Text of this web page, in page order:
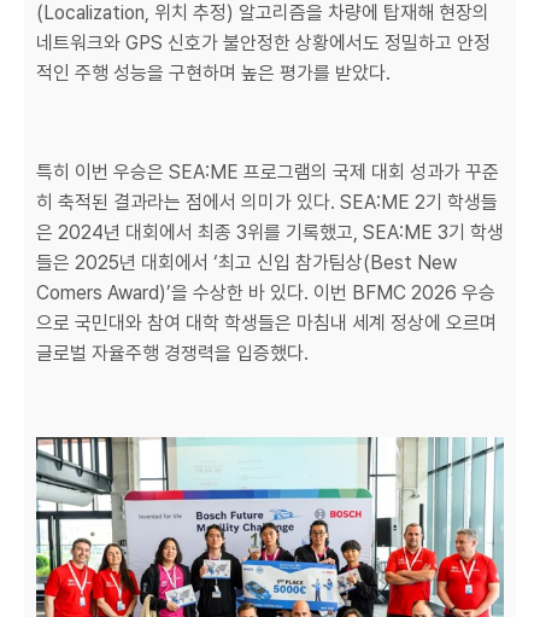
(Localization, 위치 추정) 알고리즘을 차량에 탑재해 현장의
네트워크와 GPS 신호가 불안정한 상황에서도 정밀하고 안정
적인 주행 성능을 구현하며 높은 평가를 받았다.
특히 이번 우승은 SEA:ME 프로그램의 국제 대회 성과가 꾸준
히 축적된 결과라는 점에서 의미가 있다. SEA:ME 2기 학생들
은 2024년 대회에서 최종 3위를 기록했고, SEA:ME 3기 학생
들은 2025년 대회에서 ‘최고 신입 참가팀상(Best New
Comers Award)’을 수상한 바 있다. 이번 BFMC 2026 우승
으로 국민대와 참여 대학 학생들은 마침내 세계 정상에 오르며
글로벌 자율주행 경쟁력을 입증했다.